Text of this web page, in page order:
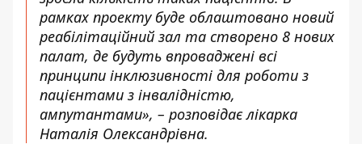
рамках проекту буде облаштовано новий
реабілітаційний зал та створено 8 нових
палат, де будуть впроваджені всі
принципи інклюзивності для роботи з
пацієнтами з інвалідністю,
ампутантами», – розповідає лікарка
Наталія Олександрівна.